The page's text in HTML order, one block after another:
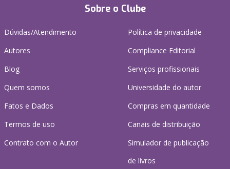
Sobre o Clube
Dúvidas/Atendimento
Autores
Blog
Quem somos
Fatos e Dados
Termos de uso
Contrato com o Autor
Política de privacidade
Compliance Editorial
Serviços profissionais
Universidade do autor
Compras em quantidade
Canais de distribuição
Simulador de publicação
de livros